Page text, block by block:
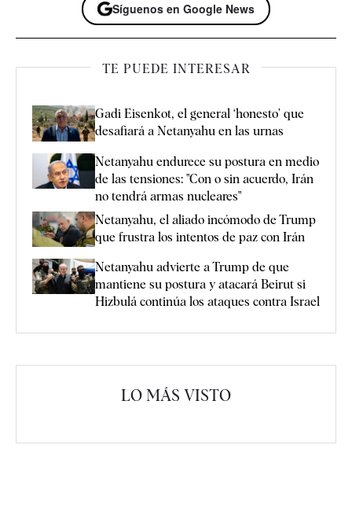
Síguenos en Google News
TE PUEDE INTERESAR
Gadi Eisenkot, el general ‘honesto’ que
desafiará a Netanyahu en las urnas
Netanyahu endurece su postura en medio
de las tensiones: "Con o sin acuerdo, Irán
no tendrá armas nucleares"
Netanyahu, el aliado incómodo de Trump
que frustra los intentos de paz con Irán
Netanyahu advierte a Trump de que
mantiene su postura y atacará Beirut si
Hizbulá continúa los ataques contra Israel
LO MÁS VISTO